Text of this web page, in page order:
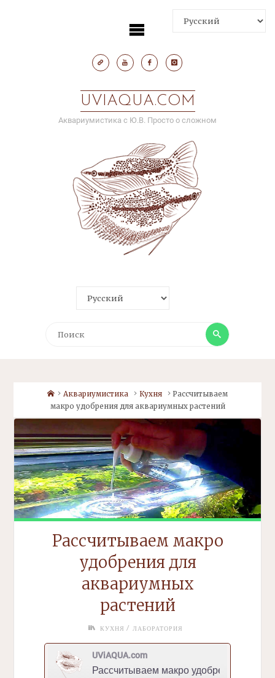
UVIAQUA.COM
Аквариумистика с Ю.В. Просто о сложном
Поиск
HomeАквариумистика Кухня
Рассчитываем
макро удобрения для аквариумных растений
Рассчитываем макро
удобрения для
аквариумных
растений
КУХНЯ / ЛАБОРАТОРИЯ
UViAQUA.com
Рассчитываем макроудобрения для аквариумных